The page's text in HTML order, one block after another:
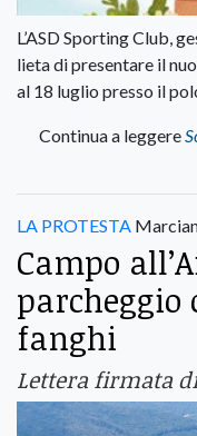
L’ASD Sporting Club,
lieta di presentare il
al 18 luglio presso il
Continua a leggere
LA PROTESTA
Campo
parcheggio
fanghi
Lettera firmata